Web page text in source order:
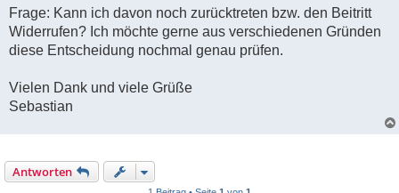
Frage: Kann ich davon noch zurücktreten bzw. den Beitritt
Widerrufen? Ich möchte gerne aus verschiedenen Gründen
diese Entscheidung nochmal genau prüfen.
Vielen Dank und viele Grüße
Sebastian
Antworten